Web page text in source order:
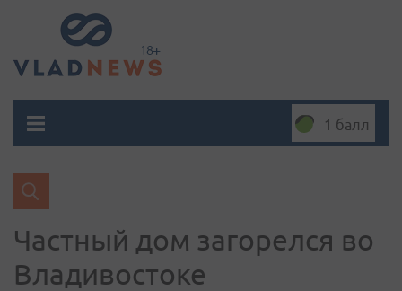
1 балл
Частный дом загорелся во
Владивостоке